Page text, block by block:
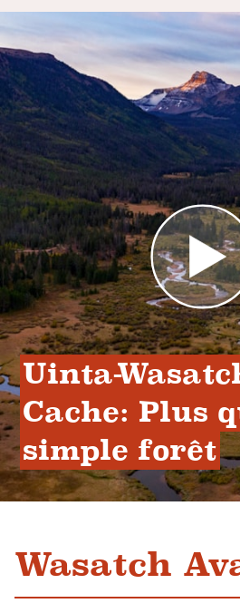
Uinta-
Cache: Plus
simple forêt
Wasatch